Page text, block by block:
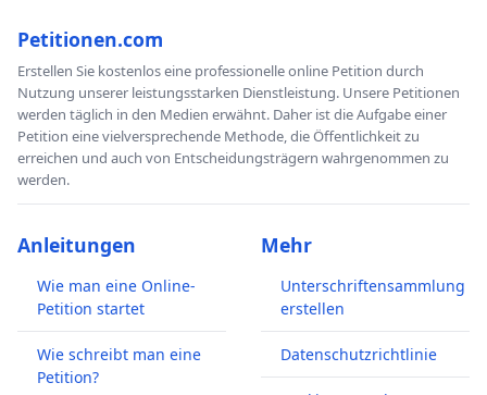
Petitionen.com
Erstellen Sie kostenlos eine professionelle online Petition durch
Nutzung unserer leistungsstarken Dienstleistung. Unsere Petitionen
werden täglich in den Medien erwähnt. Daher ist die Aufgabe einer
Petition eine vielversprechende Methode, die Öffentlichkeit zu
erreichen und auch von Entscheidungsträgern wahrgenommen zu
werden.
Anleitungen
Wie man eine Online-
Petition startet
Wie schreibt man eine
Petition?
Mehr
Unterschriftensammlung
erstellen
Datenschutzrichtlinie